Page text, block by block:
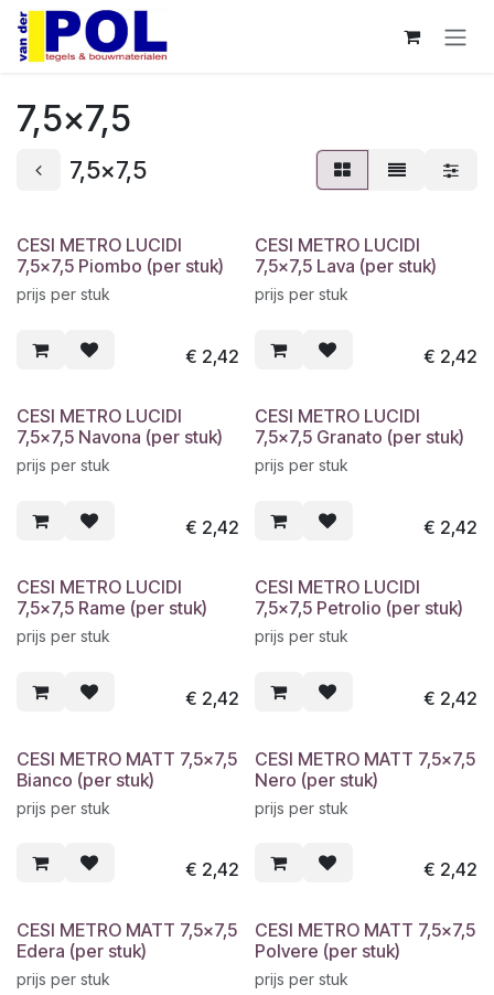
Overslaan naar inhoud
7,5x7,5
7,5x7,5
CESI METRO LUCIDI
7,5x7,5 Piombo (per stuk)
prijs per stuk
€ 2,42
CESI METRO LUCIDI
7,5x7,5 Lava (per stuk)
prijs per stuk
€ 2,42
CESI METRO LUCIDI
7,5x7,5 Navona (per stuk)
prijs per stuk
€ 2,42
CESI METRO LUCIDI
7,5x7,5 Granato (per stuk)
prijs per stuk
€ 2,42
CESI METRO LUCIDI
7,5x7,5 Rame (per stuk)
prijs per stuk
€ 2,42
CESI METRO LUCIDI
7,5x7,5 Petrolio (per stuk)
prijs per stuk
€ 2,42
CESI METRO MATT 7,5x7,5
Bianco (per stuk)
prijs per stuk
€ 2,42
CESI METRO MATT 7,5x7,5
Nero (per stuk)
prijs per stuk
€ 2,42
CESI METRO MATT 7,5x7,5
Edera (per stuk)
prijs per stuk
CESI METRO MATT 7,5x7,5
Polvere (per stuk)
prijs per stuk